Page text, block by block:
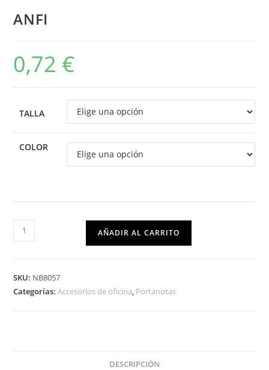
ANFI
0,72 €
TALLA
COLOR
AÑADIR AL CARRITO
SKU: NB8057
Categorías:Accesorios de oficina, Portanotas
DESCRIPCIÓN